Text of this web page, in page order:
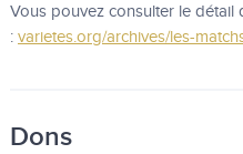
Vous pouvez consulter le détail
: varietes.org/archives/les-
Dons